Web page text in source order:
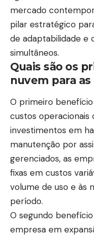
mercado
pilar estratégico
de adaptabilidade e
simultâneos.
Quais são os
nuvem para
O primeiro
custos operacionais
investimentos em
manutenção por
gerenciados, as
fixas em custos
volume de uso e às
período.
O segundo
empresa em